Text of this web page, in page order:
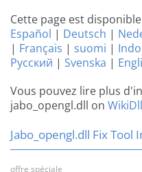
Cette page est
Español | Deutsch |
| Français | suomi |
Русский | Svenska |
Vous pouvez lire plus
jabo_opengl.dll on
Jabo_opengl.dll Fix Tool
offre spéciale